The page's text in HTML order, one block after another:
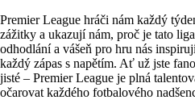
Premier League hráči nám každý
zážitky a ukazují nám, proč je tato
odhodlání a vášeň pro hru nás
každý zápas s napětím. Ať už jste
jisté – Premier League je plná
očarovat každého fotbalového